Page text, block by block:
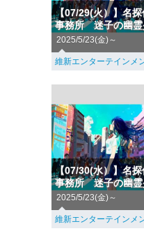
【07/29(火）】名
事務所 迷子の幽霊
2025/5/23(金)～
維新エンターテインメ
【07/30(水）】名
事務所 迷子の幽霊
2025/5/23(金)～
維新エンターテインメ